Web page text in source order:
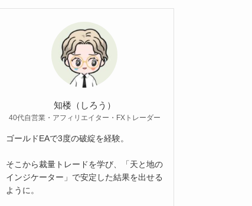
知楼（しろう）
40代自営業・アフィリエイター・FXトレーダー
ゴールドEAで3度の破綻を経験。
そこから裁量トレードを学び、「天と地の
インジケーター」で安定した結果を出せる
ように。